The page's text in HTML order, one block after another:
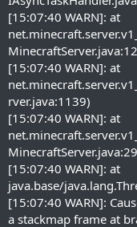
[15:07:40 WARN]: at
[15:07:40 WARN]: at
rver.java:1139)
[15:07:40 WARN]: at
[15:07:40 WARN]: at
java.base/
[15:07:40 WARN]:
a stackmap frame at